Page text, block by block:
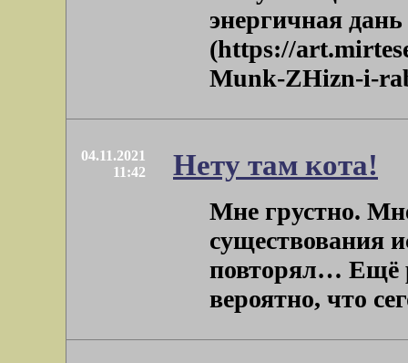
энергичная
(https://
Munk-ZHizn-i-
04.11.2021
11:42
Нету там кота!
Мне грустно.
существования
повторял… Ещё
вероятно, что